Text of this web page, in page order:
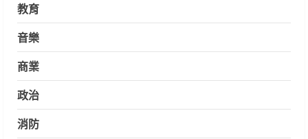
教育
音樂
商業
政治
消防